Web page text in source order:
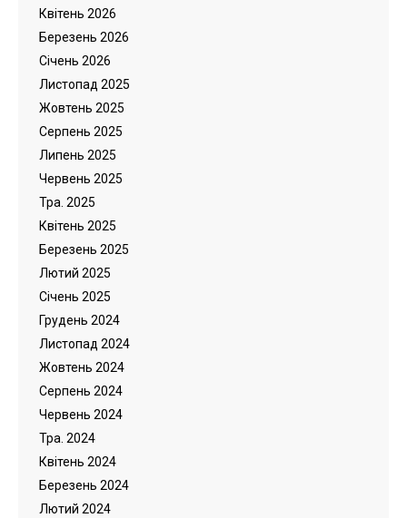
Квітень 2026
Березень 2026
Cічень 2026
Листопад 2025
Жовтень 2025
Серпень 2025
Липень 2025
Червень 2025
Тра. 2025
Квітень 2025
Березень 2025
Лютий 2025
Cічень 2025
Грудень 2024
Листопад 2024
Жовтень 2024
Серпень 2024
Червень 2024
Тра. 2024
Квітень 2024
Березень 2024
Лютий 2024